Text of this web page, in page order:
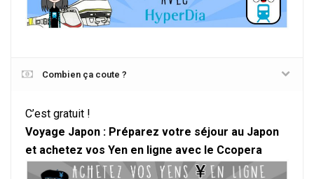
Combien ça coute ?
C’est gratuit !
Voyage Japon : Préparez votre séjour au Japon
et achetez vos Yen en ligne avec le Ccopera